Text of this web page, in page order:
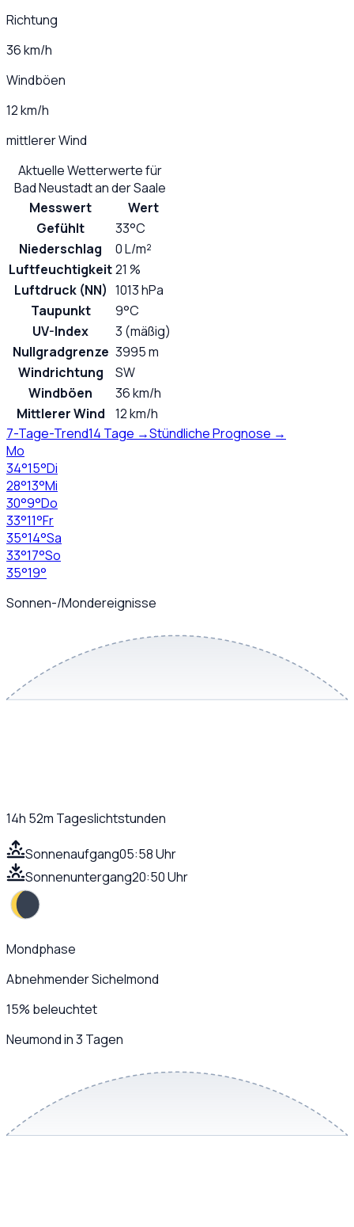
Richtung
36 km/h
Windböen
12 km/h
mittlerer Wind
Aktuelle Wetterwerte für
Bad Neustadt an der Saale
Messwert
Wert
Gefühlt
33°C
Niederschlag
0 L/m²
Luftfeuchtigkeit21 %
Luftdruck (NN) 1013 hPa
Taupunkt
9°C
UV-Index
3 (mäßig)
Nullgradgrenze 3995 m
Windrichtung
SW
Windböen
36 km/h
Mittlerer Wind
12 km/h
7-Tage-Trend14 Tage →Stündliche Prognose →
Mo
34°15°Di
28°13°Mi
30°9°Do
33°11°Fr
35°14°Sa
33°17°So
35°19°
Sonnen-/Mondereignisse
14h 52m Tageslichtstunden
Sonnenaufgang05:58 Uhr
Sonnenuntergang20:50 Uhr
Mondphase
Abnehmender Sichelmond
15% beleuchtet
Neumond in 3 Tagen